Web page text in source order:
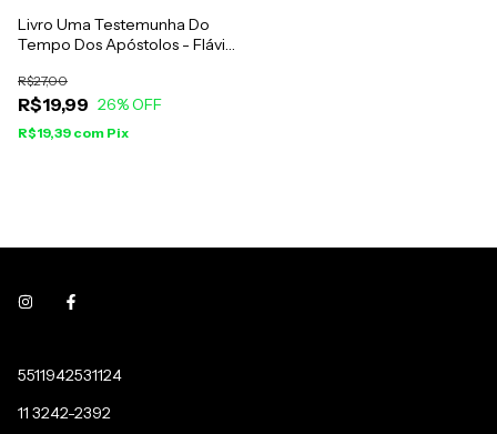
Livro Uma Testemunha Do
Tempo Dos Apóstolos - Flávio
R$19,99
R$27,00
26% OFF
R$19,39 com Pix
5511942531124
11 3242-2392